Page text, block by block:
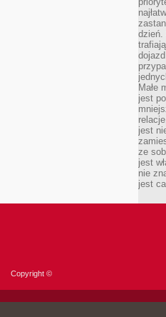
dzień.
Małe
jest
jest
ze
jest
nie
jest
Copyright ©